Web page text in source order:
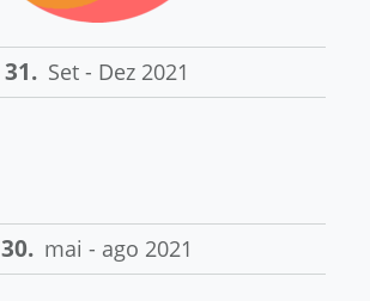
31. Set - Dez 2021
30. mai - ago 2021